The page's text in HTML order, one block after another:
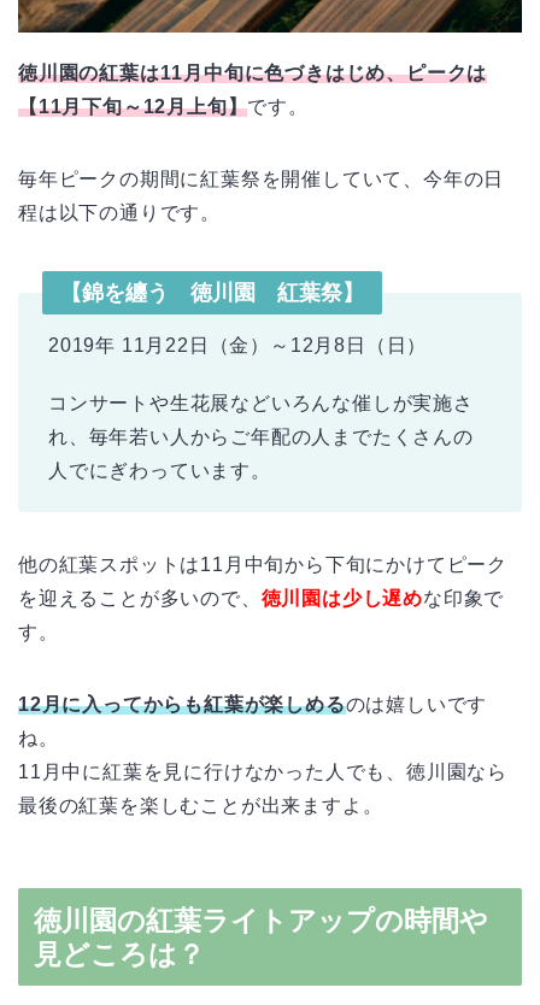
徳川園の紅葉は11月中旬に色づきはじめ、ピークは
【11月下旬～12月上旬】です。
毎年ピークの期間に紅葉祭を開催していて、今年の日
程は以下の通りです。
【錦を纏う 徳川園 紅葉祭】
2019年 11月22日（金）～12月8日（日）
コンサートや生花展などいろんな催しが実施さ
れ、毎年若い人からご年配の人までたくさんの
人でにぎわっています。
他の紅葉スポットは11月中旬から下旬にかけてピーク
を迎えることが多いので、 徳川園は少し遅めな印象で
す。
12月に入ってからも紅葉が楽しめるのは嬉しいです
ね。
11月中に紅葉を見に行けなかった人でも、徳川園なら
最後の紅葉を楽しむことが出来ますよ。
徳川園の紅葉ライトアップの時間や
見どころは？